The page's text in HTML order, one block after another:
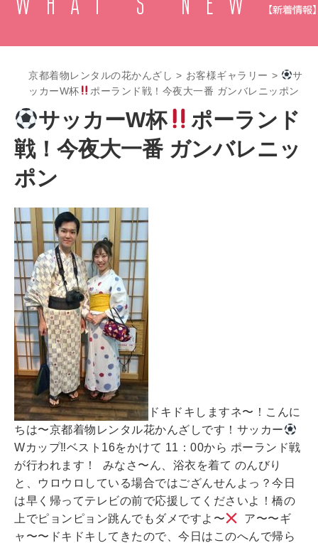
京都着物レンタルの花かんざし > お客様ギャラリー >
サ
ッカーW杯
ポーランド戦！今夜大一番 ガンバレニッポン
サッカーW杯
ポーランド
戦！今夜大一番 ガンバレニッ
ポン
ドキドキしますネ〜！こんに
ちは〜京都着物レンタル花かんざしです！サッカー
Wカップ‼︎ベスト16をかけて 11：00から ポーランド戦
が行われます！ みなさ〜ん、浴衣を着て のんびり
と、ウロウロしている場合ではござんせんよっ？今日
は早く帰ってテレビの前で応援してくださいよ！橋の
上でピョンピョン跳んでもダメですよ〜
ア〜〜ギ
ャ〜〜ドキドキしてきたので、今日はこのへんで帰ら